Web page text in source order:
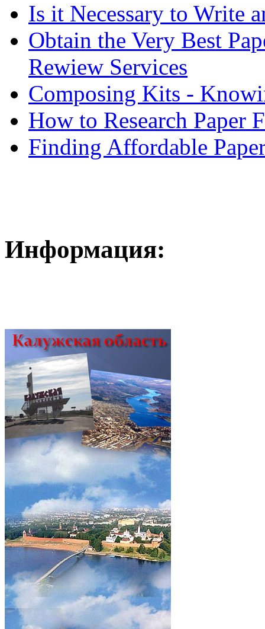
Is it Necessary to Write
Obtain the Very Best
Rewiew Services
Composing Kits -
How to Research Paper
Finding Affordable
Информация: